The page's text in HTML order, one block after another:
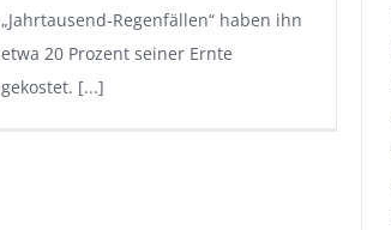
„Jahrtausend-Regenfällen“ haben ihn
etwa 20 Prozent seiner Ernte
gekostet. [...]